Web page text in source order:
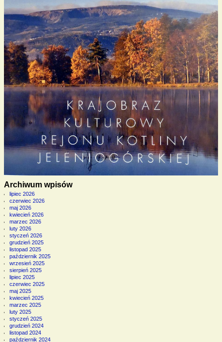
Archiwum wpisów
lipiec 2026
czerwiec 2026
maj 2026
kwiecień 2026
marzec 2026
luty 2026
styczeń 2026
grudzień 2025
listopad 2025
październik 2025
wrzesień 2025
sierpień 2025
lipiec 2025
czerwiec 2025
maj 2025
kwiecień 2025
marzec 2025
luty 2025
styczeń 2025
grudzień 2024
listopad 2024
październik 2024